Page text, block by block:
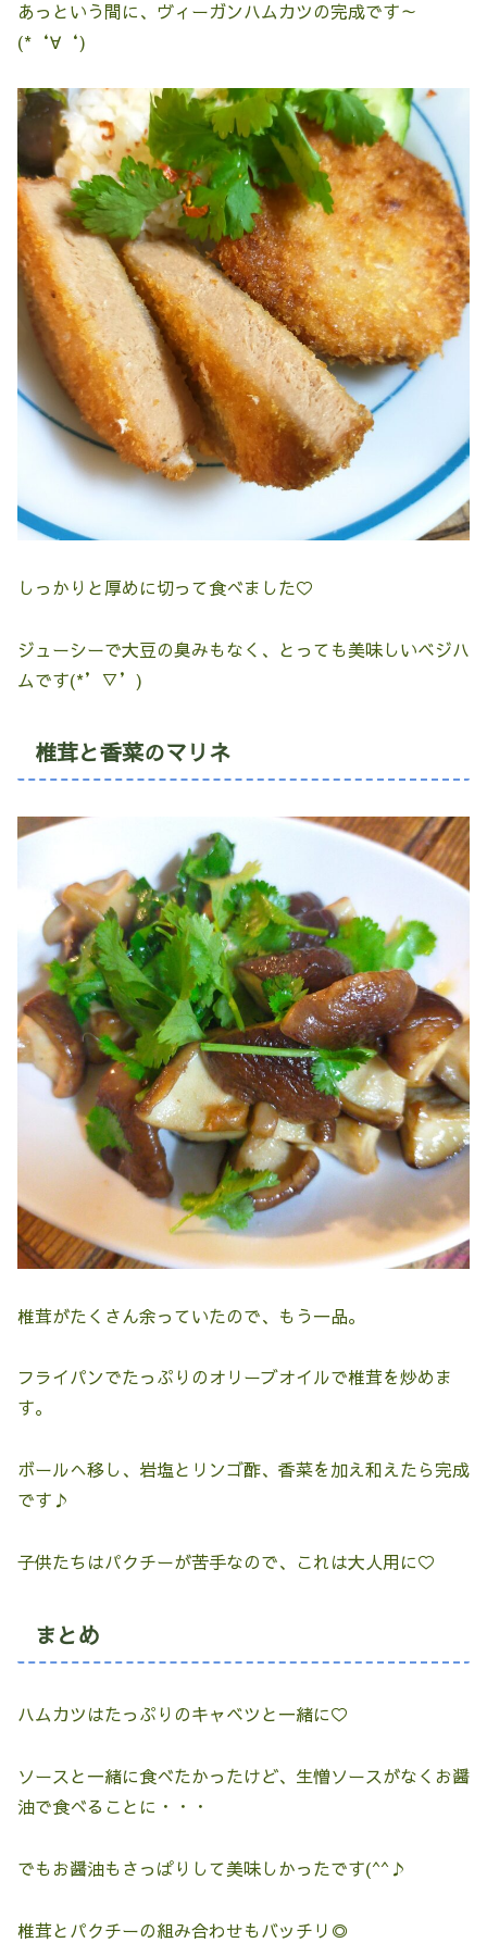
あっという間に、ヴィーガンハムカツの完成です～
(*‘∀‘)
しっかりと厚めに切って食べました♡
ジューシーで大豆の臭みもなく、とっても美味しいベジハ
ムです(*’▽’)
椎茸と香菜のマリネ
椎茸がたくさん余っていたので、もう一品。
フライパンでたっぷりのオリーブオイルで椎茸を炒めま
す。
ボールへ移し、岩塩とリンゴ酢、香菜を加え和えたら完成
です♪
子供たちはパクチーが苦手なので、これは大人用に♡
まとめ
ハムカツはたっぷりのキャベツと一緒に♡
ソースと一緒に食べたかったけど、生憎ソースがなくお醤
油で食べることに・・・
でもお醤油もさっぱりして美味しかったです(^^♪
椎茸とパクチーの組み合わせもバッチリ◎